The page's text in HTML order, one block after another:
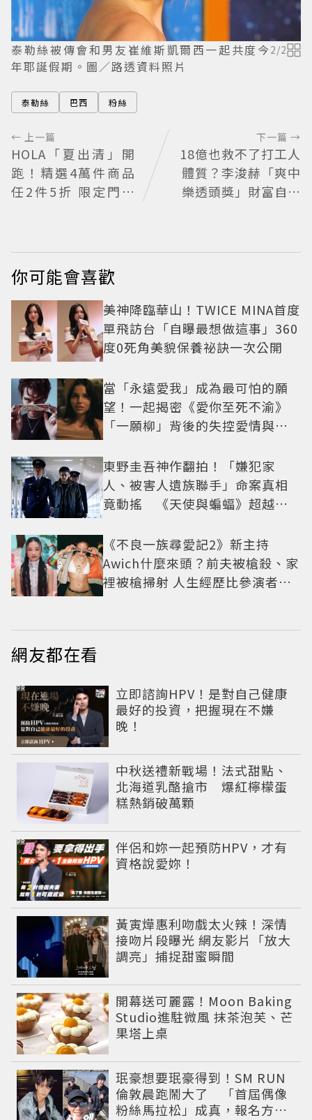
泰勒絲被傳會和男友崔維斯凱爾西一起共度今
年耶誕假期。圖／路透資料照片
2/2
泰勒絲 巴西 粉絲
← 上一篇
HOLA「夏出清」開
跑！精選4萬件商品
任2件5折 限定門市
下一篇 →
18億也救不了打工人
體質？李浚赫「爽中
樂透頭獎」財富自由
你可能會喜歡
美神降臨華山！TWICE MINA首度
單飛訪台「自曝最想做這事」360
度0死角美貌保養祕訣一次公開
當「永遠愛我」成為最可怕的願
望！一起揭密《愛你至死不渝》
「一願柳」背後的失控愛情與爆
東野圭吾神作翻拍！「嫌犯家
人、被害人遺族聯手」命案真相
竟動搖 《天使與蝙蝠》超越懸
《不良一族尋愛記2》新主持
Awich什麼來頭？前夫被槍殺、家
裡被槍掃射 人生經歷比參演者還
網友都在看
立即諮詢HPV！是對自己健康
最好的投資，把握現在不嫌
晚！
PR
中秋送禮新戰場！法式甜點、
北海道乳酪搶市 爆紅檸檬蛋
糕熱銷破萬顆
伴侶和妳一起預防HPV，才有
資格說愛妳！
PR
黃寅燁惠利吻戲太火辣！深情
接吻片段曝光 網友影片「放大
調亮」捕捉甜蜜瞬間
開幕送可麗露！Moon Baking
Studio進駐微風 抹茶泡芙、芒
果塔上桌
珉豪想要珉豪得到！SM RUN
倫敦晨跑鬧大了 「首屆偶像
粉絲馬拉松」成真，報名方式